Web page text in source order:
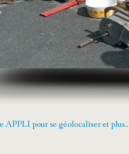
pour se géolocaliser et